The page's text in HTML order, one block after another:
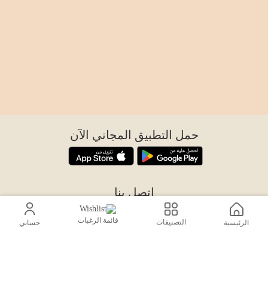
الرئيسية التصنيفات قائمة الرغبات حسابي
حمل التطبيق المجاني الآن
اتصل بنا
help@sensiksa.com
+966 920009538